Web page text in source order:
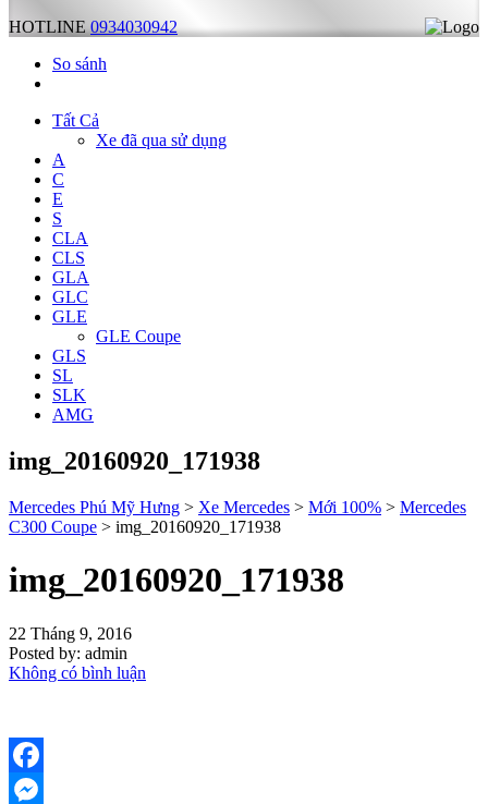
HOTLINE 0934030942
So sánh
Tất Cả
Xe đã qua sử dụng
A
C
E
S
CLA
CLS
GLA
GLC
GLE
GLE Coupe
GLS
SL
SLK
AMG
img_20160920_171938
Mercedes Phú Mỹ Hưng > Xe Mercedes > Mới 100% > Mercedes
C300 Coupe > img_20160920_171938
img_20160920_171938
22 Tháng 9, 2016
Posted by: admin
Không có bình luận
Facebook